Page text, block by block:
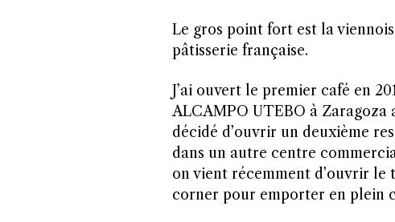
Le gros point fort est la
pâtisserie française.
J’ai ouvert le premier café en
ALCAMPO UTEBO à Zaragoza
décidé d’ouvrir un deuxième
dans un autre centre
on vient récemment d’ouvrir le
corner pour emporter en plein